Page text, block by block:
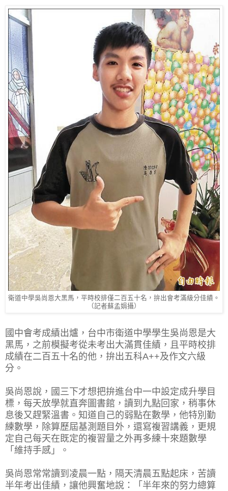
衛道中學吳尚恩大黑馬，平時校排僅二百五十名，拚出會考滿級分佳績。
（記者蘇孟娟攝）
國中會考成績出爐，台中市衛道中學學生吳尚恩是大
黑馬，之前模擬考從未考出大滿貫佳績，且平時校排
成績在二百五十名的他，拚出五科A++及作文六級
分。
吳尚恩說，國三下才想把拚進台中一中設定成升學目
標，每天放學就直奔圖書館，讀到九點回家，稍事休
息後又趕緊溫書。知道自己的弱點在數學，他特別勤
練數學，除算歷屆基測題目外，還寫複習講義，更規
定自己每天在既定的複習量之外再多練十來題數學
「維持手感」。
吳尚恩常常讀到凌晨一點，隔天清晨五點起床，苦讀
半年考出佳績，讓他興奮地說：「半年來的努力總算